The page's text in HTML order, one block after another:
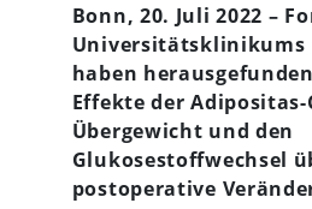
Bonn, 20. Juli 2022 –
Universitätsklinikums
haben
Effekte der
Übergewicht und den
Glukosestoffwechsel
postoperative